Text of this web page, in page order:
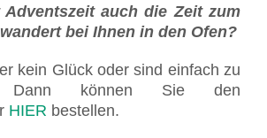
auch die Zeit zum
bei Ihnen in den Ofen?
kein Glück oder sind einfach zu
Dann können Sie den
HIER bestellen.